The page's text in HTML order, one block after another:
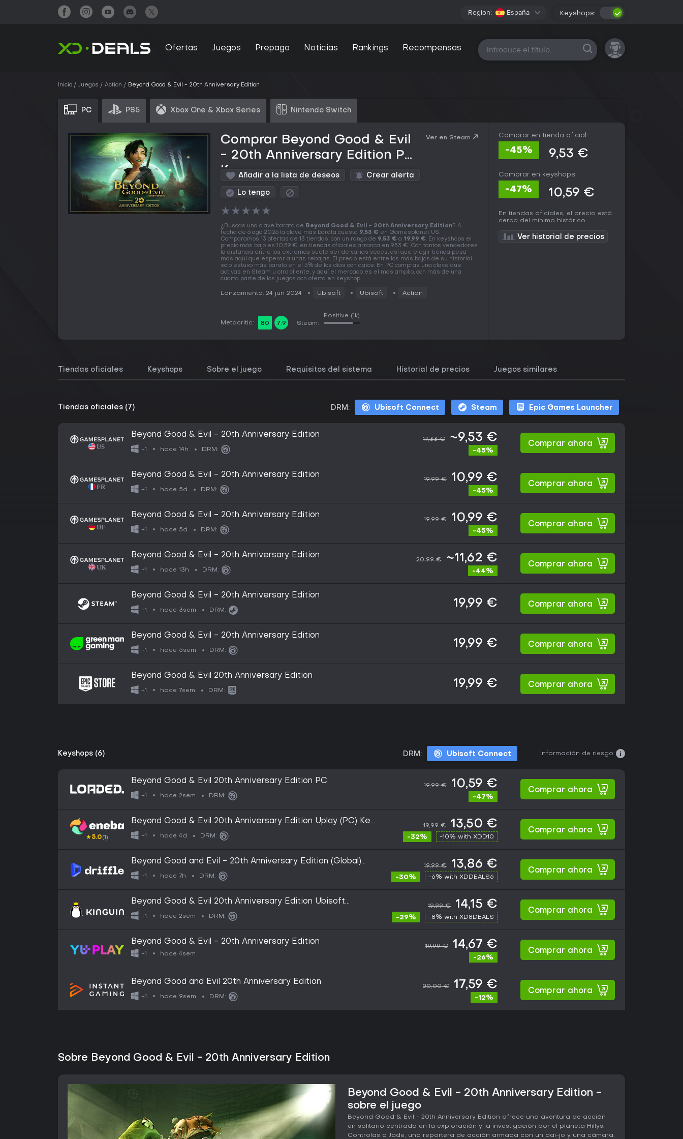
Region: España Keyshops:
Ofertas Juegos Prepago Noticias Rankings Recompensas Todas las plataformas
Inicio Juegos Action Beyond Good & Evil - 20th Anniversary Edition
PC PS5 Xbox One & Xbox Series Nintendo Switch
Comprar Beyond Good & Evil
- 20th Anniversary Edition PC
Key
Ver en Steam
Añadir a la lista de deseos Crear alerta
Lo tengo
★★★★★
¿Buscas una clave barata de Beyond Good & Evil - 20th Anniversary Edition? A
fecha de 6 ago 2026 la clave más barata cuesta 9,53 € en Gamesplanet US.
Comparamos 13 ofertas de 13 tiendas, con un rango de 9,53 € a 19,99 €. En keyshops el
precio más bajo es 10,59 €, en tiendas oficiales arranca en 9,53 €. Con tantos vendedores
la distancia entre los extremos suele ser de varias veces, así que elegir tienda pesa
más aquí que esperar a unas rebajas. El precio está entre los más bajos de su historial,
solo estuvo más barato en el 5% de los días con datos. En PC compras una clave que
activas en Steam u otro cliente, y aquí el mercado es el más amplio, con más de una
cuarta parte de los juegos con oferta en keyshop.
Lanzamiento: 24 jun 2024 Ubisoft Ubisoft Action
Metacritic: 80 7.9 Steam:
Positive (1k)
Comprar en tienda oficial:
-45% 9,53 €
Comprar en keyshops:
-47% 10,59 €
En tiendas oficiales, el precio está
cerca del mínimo histórico.
Ver historial de precios
Tiendas oficiales Keyshops Sobre el juego Requisitos del sistema Historial de precios Juegos similares
Tiendas oficiales (7) DRM: Ubisoft Connect Steam Epic Games Launcher
Beyond Good & Evil - 20th Anniversary Edition
+1 hace 14h DRM:
17,33 € ~9,53 €
-45%
Comprar ahora
Beyond Good & Evil - 20th Anniversary Edition
+1 hace 5d DRM:
19,99 € 10,99 €
-45%
Comprar ahora
Beyond Good & Evil - 20th Anniversary Edition
+1 hace 5d DRM:
19,99 € 10,99 €
-45%
Comprar ahora
Beyond Good & Evil - 20th Anniversary Edition
+1 hace 13h DRM:
20,99 € ~11,62 €
-44%
Comprar ahora
Beyond Good & Evil - 20th Anniversary Edition
+1 hace 3sem DRM:
19,99 € Comprar ahora
Beyond Good & Evil - 20th Anniversary Edition
+1 hace 5sem DRM:
19,99 € Comprar ahora
Beyond Good & Evil 20th Anniversary Edition
+1 hace 7sem DRM:
19,99 € Comprar ahora
Keyshops (6) DRM: Ubisoft Connect Información de riesgo:
Beyond Good & Evil 20th Anniversary Edition PC
+1 hace 2sem DRM:
19,99 € 10,59 €
-47%
Comprar ahora
★5.0(1)
Beyond Good & Evil 20th Anniversary Edition Uplay (PC) Key
GLOBAL
+1 hace 4d DRM:
19,99 € 13,50 €
-32% -10% with XDD10
Comprar ahora
Beyond Good and Evil - 20th Anniversary Edition (Global)
(PC) - Ubisoft Connect - Digital Key
+1 hace 7h DRM:
19,99 € 13,86 €
-30% -6% with XDDEALS6
Comprar ahora
Beyond Good & Evil 20th Anniversary Edition Ubisoft
Connect CD Key
+1 hace 2sem DRM:
19,99 € 14,15 €
-29% -8% with XD8DEALS
Comprar ahora
Beyond Good & Evil - 20th Anniversary Edition
+1 hace 4sem
19,99 € 14,67 €
-26%
Comprar ahora
Beyond Good and Evil 20th Anniversary Edition
+1 hace 9sem DRM:
20,00 € 17,59 €
-12%
Comprar ahora
Sobre Beyond Good & Evil - 20th Anniversary Edition
Beyond Good & Evil - 20th Anniversary Edition -
sobre el juego
Beyond Good & Evil - 20th Anniversary Edition ofrece una aventura de acción
en solitario centrada en la exploración y la investigación por el planeta Hillys.
Controlas a Jade, una reportera de acción armada con un daï-jo y una cámara,